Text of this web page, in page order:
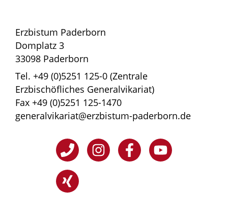
Erzbistum Paderborn
Domplatz 3
33098 Paderborn
Tel. +49 (0)5251 125-0 (Zentrale
Erzbischöfliches Generalvikariat)
Fax +49 (0)5251 125-1470
generalvikariat@erzbistum-paderborn.de